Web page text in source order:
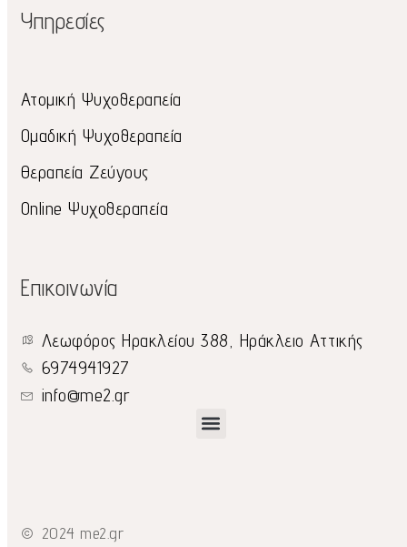
Υπηρεσίες
Ατομική Ψυχοθεραπεία
Ομαδική Ψυχοθεραπεία
Θεραπεία Ζεύγους
Online Ψυχοθεραπεία
Επικοινωνία
Λεωφόρος Ηρακλείου 388, Ηράκλειο Αττικής
6974941927
info@me2.gr
2024 me2.gr